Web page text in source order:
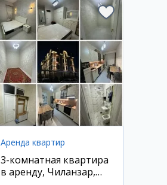
Аренда квартир
3-комнатная квартира
в аренду, Чиланзар,